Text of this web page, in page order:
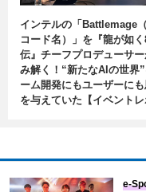
インテルの「Battlemage
コード名）」を『龍が如
伝』チーフプロデューサ
み解く！“新たなAIの世界
ーム開発にもユーザーに
を与えていた【イベントレ
e-